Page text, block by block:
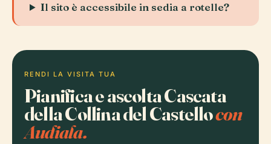
Il sito è accessibile in sedia a rotelle?
RENDI LA VISITA TUA
Pianifica e ascolta Cascata
della Collina del Castellocon
Audiala.